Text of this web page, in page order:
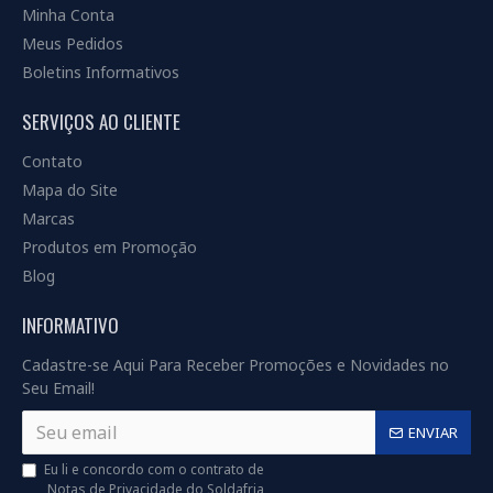
Minha Conta
Meus Pedidos
Boletins Informativos
SERVIÇOS AO CLIENTE
Contato
Mapa do Site
Marcas
Produtos em Promoção
Blog
INFORMATIVO
Cadastre-se Aqui Para Receber Promoções e Novidades no
Seu Email!
ENVIAR
Eu li e concordo com o contrato de
Notas de Privacidade do Soldafria